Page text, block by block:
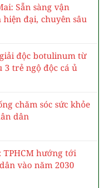
Sẵn sàng vận
đại, chuyên sâu
độc botulinum từ
3 trẻ ngộ độc cá ủ
chăm sóc sức khỏe
dân
hướng tới
vào năm 2030